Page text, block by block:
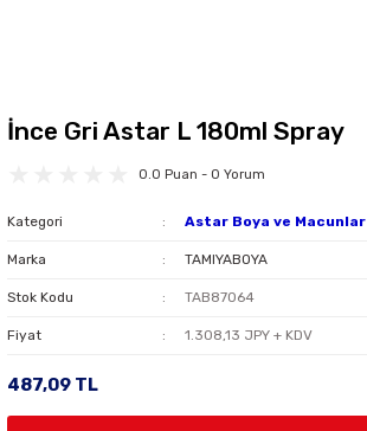
İnce Gri Astar L 180ml Spray
0.0 Puan - 0 Yorum
Kategori Astar Boya ve Macunlar
Marka TAMIYABOYA
Stok Kodu TAB87064
Fiyat 1.308,13 JPY + KDV
487,09 TL